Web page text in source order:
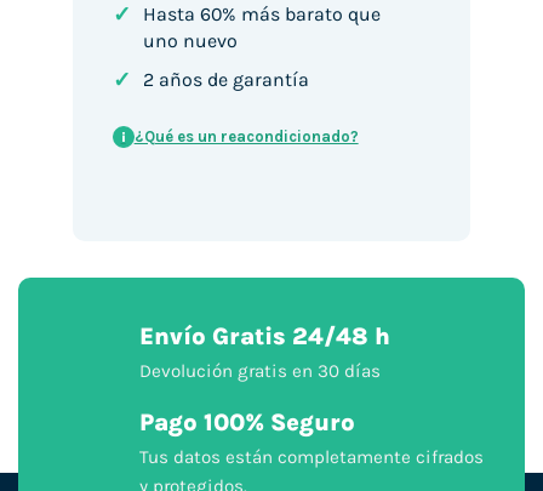
✓
Hasta 60% más barato que
uno nuevo
✓ 2 años de garantía
i ¿Qué es un reacondicionado?
Envío Gratis 24/48 h
Devolución gratis en 30 días
Pago 100% Seguro
Tus datos están completamente cifrados
y protegidos.